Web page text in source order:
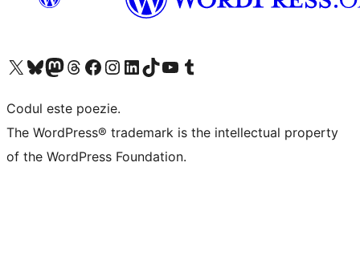
Mergi la contul nostru X (fost Twitter)
Vizitează contul nostru Bluesky
Vizitează contul nostru Mastodon
Vizitează contul nostru Threads
Vizitează pagina noastră Facebook
Vizitează-ne pe Instagram
Vizitează-ne pe LinkedIn
Vizitează contul nostru TikTok
Vizitează canalul nostru YouTube
Vizitează contul nostru Tumblr
Codul este poezie.
The WordPress® trademark is the intellectual property
of the WordPress Foundation.